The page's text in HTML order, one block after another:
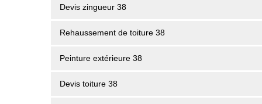
Devis zingueur 38
Rehaussement de toiture 38
Peinture extérieure 38
Devis toiture 38